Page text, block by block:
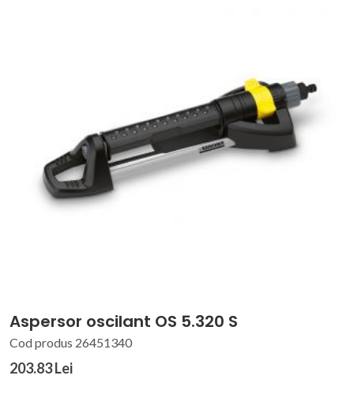
Aspersor oscilant OS 5.320 S
Cod produs 26451340
203.83 Lei